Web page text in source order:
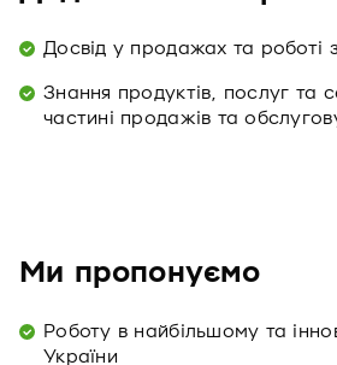
Досвід у продажах та роботі
Знання продуктів, послуг та
частині продажів та
Ми пропонуємо
Роботу в найбільшому та
України